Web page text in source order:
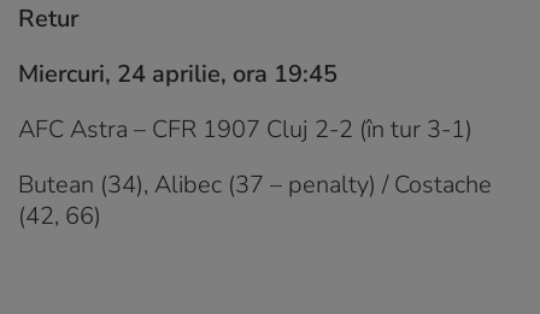
Retur
Miercuri, 24 aprilie, ora 19:45
AFC Astra – CFR 1907 Cluj 2-2 (în tur 3-1)
Butean (34), Alibec (37 – penalty) / Costache
(42, 66)